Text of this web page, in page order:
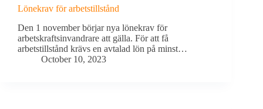
Lönekrav för arbetstillstånd
Den 1 november börjar nya lönekrav för
arbetskraftsinvandrare att gälla. För att få
arbetstillstånd krävs en avtalad lön på minst…
October 10, 2023